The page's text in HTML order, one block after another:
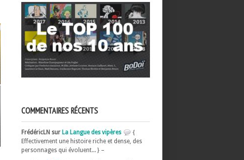
COMMENTAIRES RÉCENTS
FrédéricLN sur La Langue des vipères
{
Effectivement une histoire riche et dense, des
personnages qui évoluent... } –